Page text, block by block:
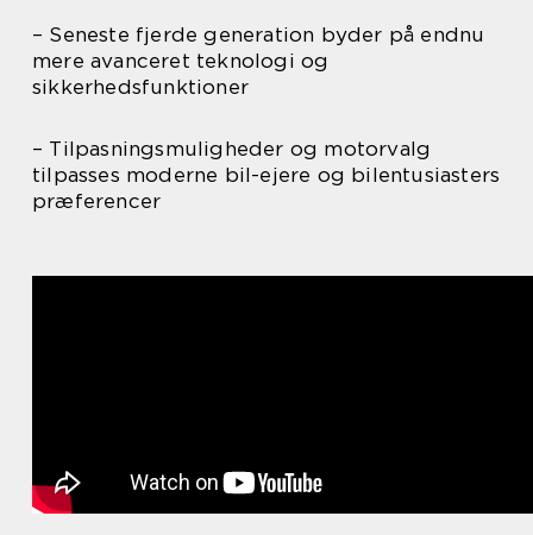
– Seneste fjerde generation byder på endnu
mere avanceret teknologi og
sikkerhedsfunktioner
– Tilpasningsmuligheder og motorvalg
tilpasses moderne bil-ejere og bilentusiasters
præferencer